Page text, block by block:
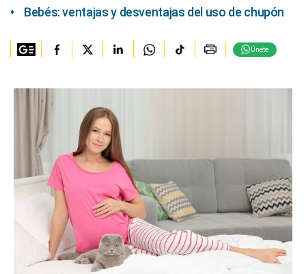
Bebés: ventajas y desventajas del uso de chupón
Únete